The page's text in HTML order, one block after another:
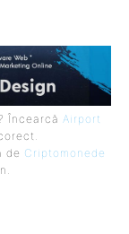
Încearcă Airport
de Criptomonede